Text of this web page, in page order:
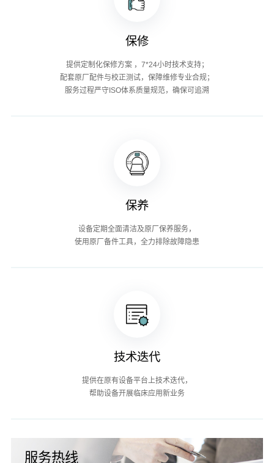
保修
提供定制化保修方案 ，7*24小时技术支持；
配套原厂配件与校正测试，保障维修专业合规；
服务过程严守ISO体系质量规范，确保可追溯
保养
设备定期全面清洁及原厂保养服务，
使用原厂备件工具，全力排除故障隐患
技术迭代
提供在原有设备平台上技术迭代，
帮助设备开展临床应用新业务
服务热线